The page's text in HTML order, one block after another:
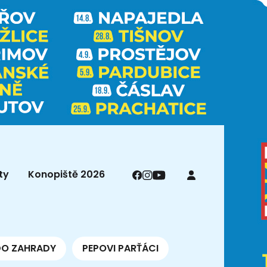
Konopiště 2026
ZAHRADY PEPOVI PARŤÁCI